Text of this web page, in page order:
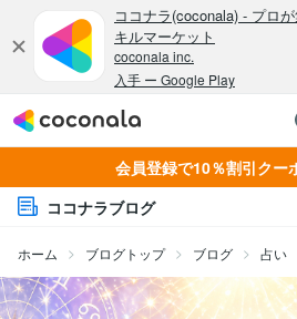
会員登録で10％割引クー
ココナラブログ
ホーム ブログトップ ブログ 占い